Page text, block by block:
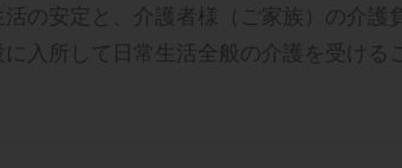
の安定と、介護者様（ご家族）の介護
入所して日常生活全般の介護を受ける